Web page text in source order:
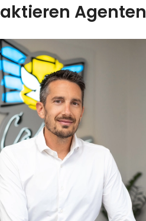
Agenten